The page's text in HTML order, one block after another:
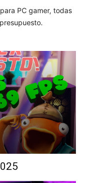
PC gamer, todas